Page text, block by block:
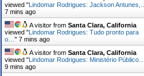
viewed " Lindomar Rodrigues: Jackson Antunes,…
7 mins ago
A visitor from Santa Clara, California
viewed " Lindomar Rodrigues: Tudo pronto para
o… " 7 mins ago
A visitor from Santa Clara, California
viewed " Lindomar Rodrigues: Ministério Público…
9 mins ago